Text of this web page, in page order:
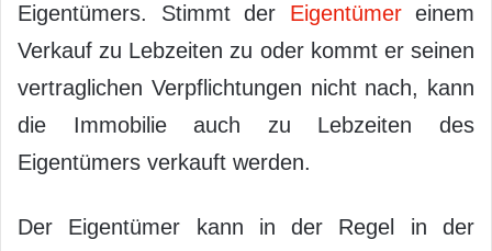
Eigentümers. Stimmt der Eigentümereinem
Verkauf zu Lebzeiten zu oder kommt er seinen
vertraglichen Verpflichtungen nicht nach, kann
die Immobilie auch zu Lebzeiten des
Eigentümers verkauft werden.
Der Eigentümer kann in der Regel in der